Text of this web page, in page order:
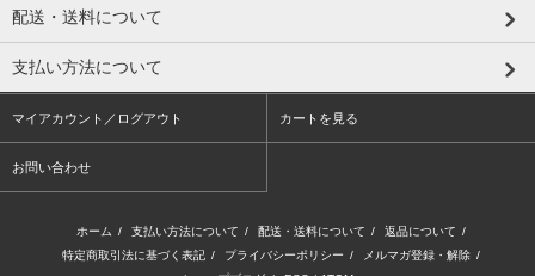
配送・送料について
支払い方法について
マイアカウント／ログアウト カートを見る
お問い合わせ
ホーム / 支払い方法について / 配送・送料について / 返品について /
特定商取引法に基づく表記 / プライバシーポリシー / メルマガ登録・解除 /